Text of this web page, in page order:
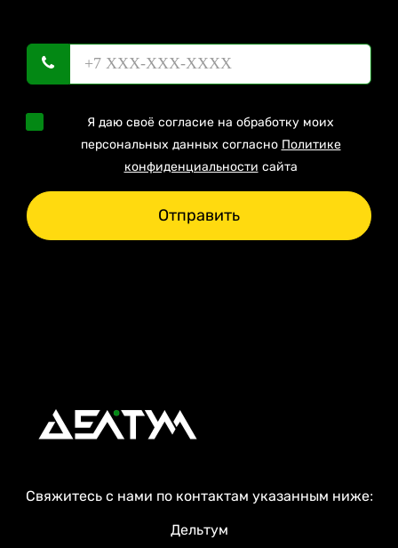
Я даю своё согласие на обработку моих
персональных данных согласно Политике
конфиденциальности сайта
Отправить
Свяжитесь с нами по контактам указанным ниже:
Дельтум